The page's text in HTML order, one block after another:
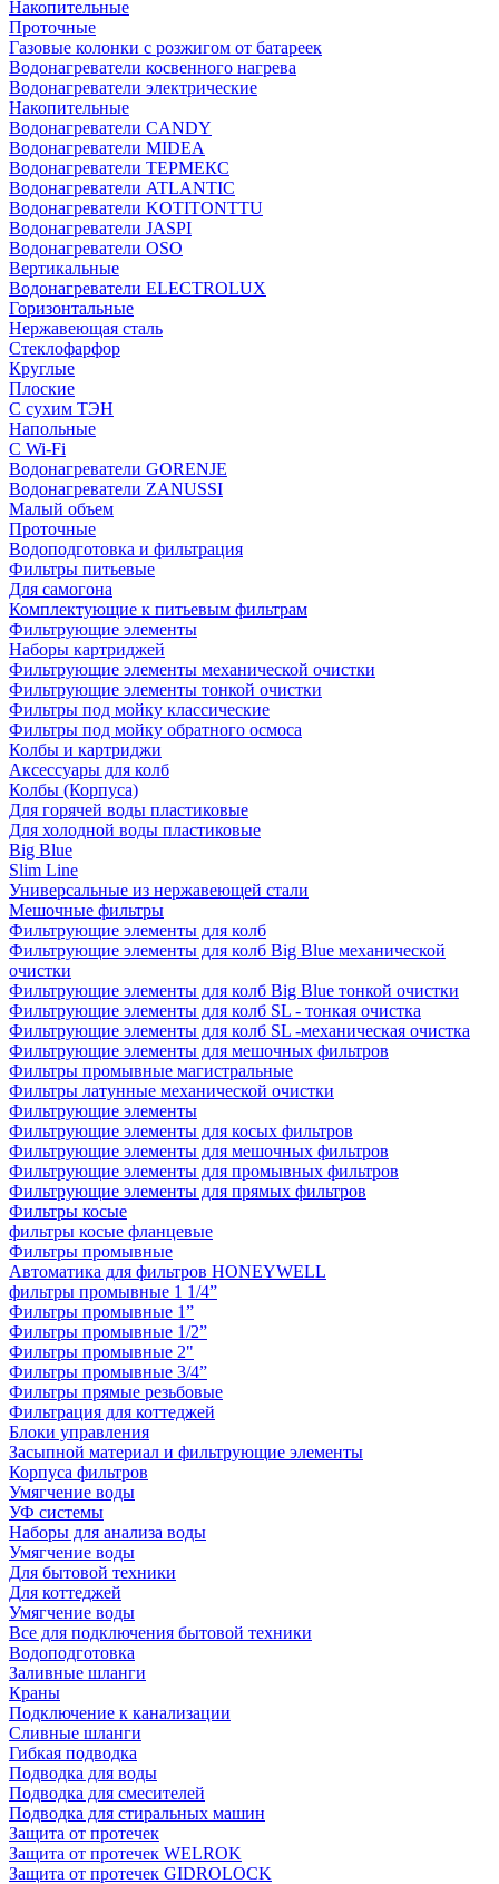
Накопительные
Проточные
Газовые колонки с розжигом от батареек
Водонагреватели косвенного нагрева
Водонагреватели электрические
Накопительные
Водонагреватели CANDY
Водонагреватели MIDEA
Водонагреватели ТЕРМЕКС
Водонагреватели ATLANTIC
Водонагреватели KOTITONTTU
Водонагреватели JASPI
Водонагреватели OSO
Вертикальные
Водонагреватели ELECTROLUX
Горизонтальные
Нержавеющая сталь
Стеклофарфор
Круглые
Плоские
С сухим ТЭН
Напольные
С Wi-Fi
Водонагреватели GORENJE
Водонагреватели ZANUSSI
Малый объем
Проточные
Водоподготовка и фильтрация
Фильтры питьевые
Для самогона
Комплектующие к питьевым фильтрам
Фильтрующие элементы
Наборы картриджей
Фильтрующие элементы механической очистки
Фильтрующие элементы тонкой очистки
Фильтры под мойку классические
Фильтры под мойку обратного осмоса
Колбы и картриджи
Аксессуары для колб
Колбы (Корпуса)
Для горячей воды пластиковые
Для холодной воды пластиковые
Big Blue
Slim Line
Универсальные из нержавеющей стали
Мешочные фильтры
Фильтрующие элементы для колб
Фильтрующие элементы для колб Big Blue механической
очистки
Фильтрующие элементы для колб Big Blue тонкой очистки
Фильтрующие элементы для колб SL - тонкая очистка
Фильтрующие элементы для колб SL -механическая очистка
Фильтрующие элементы для мешочных фильтров
Фильтры промывные магистральные
Фильтры латунные механической очистки
Фильтрующие элементы
Фильтрующие элементы для косых фильтров
Фильтрующие элементы для мешочных фильтров
Фильтрующие элементы для промывных фильтров
Фильтрующие элементы для прямых фильтров
Фильтры косые
фильтры косые фланцевые
Фильтры промывные
Автоматика для фильтров HONEYWELL
фильтры промывные 1 1/4”
Фильтры промывные 1”
Фильтры промывные 1/2”
Фильтры промывные 2"
Фильтры промывные 3/4”
Фильтры прямые резьбовые
Фильтрация для коттеджей
Блоки управления
Засыпной материал и фильтрующие элементы
Корпуса фильтров
Умягчение воды
УФ системы
Наборы для анализа воды
Умягчение воды
Для бытовой техники
Для коттеджей
Умягчение воды
Все для подключения бытовой техники
Водоподготовка
Заливные шланги
Краны
Подключение к канализации
Сливные шланги
Гибкая подводка
Подводка для воды
Подводка для смесителей
Подводка для стиральных машин
Защита от протечек
Защита от протечек WELROK
Защита от протечек GIDROLOCK